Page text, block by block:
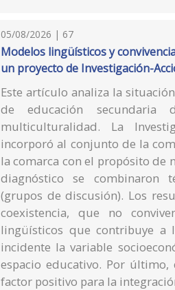
05/08/2026 | 67
Modelos lingüísticos y
un proyecto de Investigación-
Este artículo analiza la
de educación secundaria
multiculturalidad. La
incorporó al conjunto de la
la comarca con el propósito de
diagnóstico se combinaron
(grupos de discusión). Los
coexistencia, que no
lingüísticos que contribuye a
incidente la variable
espacio educativo. Por
factor positivo para la